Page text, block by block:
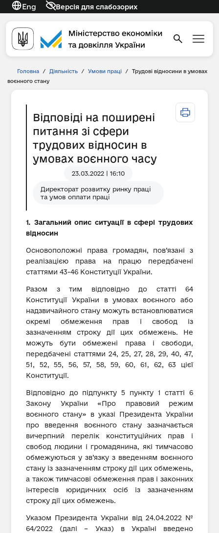
Eng Версія для слабозорих
Головна / Діяльність / Умови праці /
Трудові відносини в умовах
воєнного стану
Відповіді на поширені
питання зі сфери
трудових відносин в
умовах воєнного часу
23.03.2022 | 16:10
Директорат розвитку ринку праці
та умов оплати праці
1. Загальний опис ситуації в сфері трудових
відносин
Основоположні права громадян, пов’язані з
реалізацією права на працю передбачені
статтями 43-46 Конституції України.
Разом з тим відповідно до статті 64
Конституції України в умовах воєнного або
надзвичайного стану можуть встановлюватися
окремі обмеження прав і свобод із
зазначенням строку дії цих обмежень. Не
можуть бути обмежені права і свободи,
передбачені статтями 24, 25, 27, 28, 29, 40, 47,
51, 52, 55, 56, 57, 58, 59, 60, 61, 62, 63 цієї
Конституції.
Відповідно до підпункту 5 пункту 1 статті 6
Закону України «Про правовий режим
воєнного стану» в указі Президента України
про введення воєнного стану зазначається
вичерпний перелік конституційних прав і
свобод людини і громадянина, які тимчасово
обмежуються у зв’язку з введенням воєнного
стану із зазначенням строку дії цих обмежень,
а також тимчасові обмеження прав і законних
інтересів юридичних осіб із зазначенням
строку дії цих обмежень.
Указом Президента України від 24.04.2022 №
64/2022 (далі – Указ) в Україні введено